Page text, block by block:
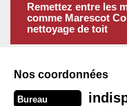
Remettez entre les
comme Marescot
nettoyage de toit
Nos coordonnées
Bureau